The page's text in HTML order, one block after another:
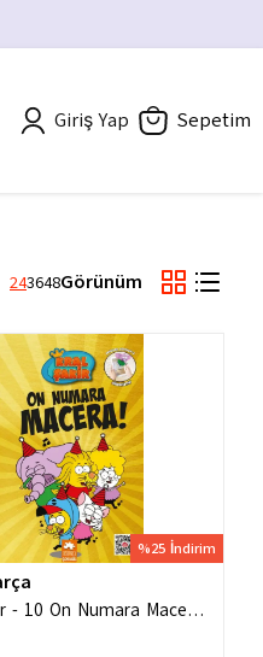
Giriş Yap Sepetim
243648Görünüm
%25 İndirim
Macera